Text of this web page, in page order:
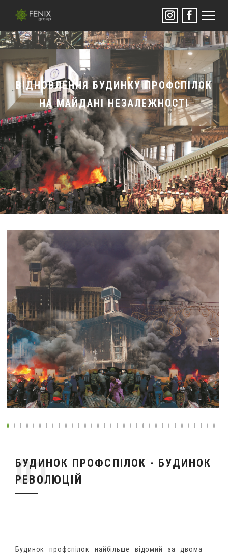
ВІДНОВЛЕННЯ БУДИНКУ ПРОФСПІЛОК
НА МАЙДАНІ НЕЗАЛЕЖНОСТІ
БУДИНОК ПРОФСПІЛОК - БУДИНОК
РЕВОЛЮЦІЙ
Будинок профспілок найбільше відомий за двома